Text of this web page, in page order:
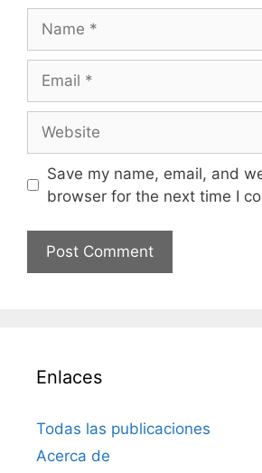
Save my name, email, and
browser for the next time I
Enlaces
Todas las publicaciones
Acerca de